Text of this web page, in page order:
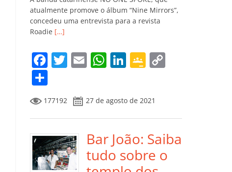
atualmente promove o álbum “Nine Mirrors”,
concedeu uma entrevista para a revista
Roadie […]
F
e
b
o
o
T
itt
er
E
l
W
s
A
p
p
Li
e
dI
n
G
gl
e
Cl
a
Li
n
k
o
m
p
ar
til
177192 27 de agosto de 2021
Bar João: Saiba
tudo sobre o